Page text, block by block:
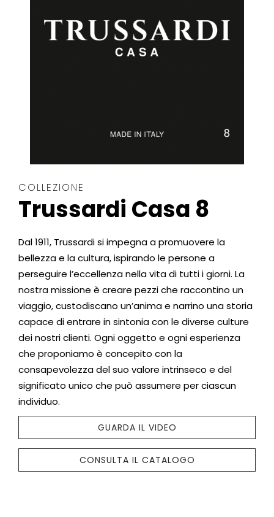
COLLEZIONE
Trussardi Casa 8
Dal 1911, Trussardi si impegna a promuovere la
bellezza e la cultura, ispirando le persone a
perseguire l’eccellenza nella vita di tutti i giorni. La
nostra missione è creare pezzi che raccontino un
viaggio, custodiscano un’anima e narrino una storia
capace di entrare in sintonia con le diverse culture
dei nostri clienti. Ogni oggetto e ogni esperienza
che proponiamo è concepito con la
consapevolezza del suo valore intrinseco e del
significato unico che può assumere per ciascun
individuo.
GUARDA IL VIDEO
CONSULTA IL CATALOGO